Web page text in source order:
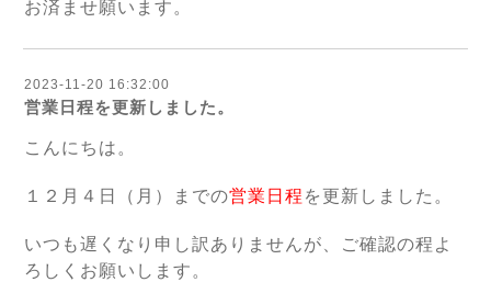
お済ませ願います。
2023-11-20 16:32:00
営業日程を更新しました。
こんにちは。
１２月４日（月）までの営業日程 を更新しました。
いつも遅くなり申し訳ありませんが、ご確認の程よ
ろしくお願いします。